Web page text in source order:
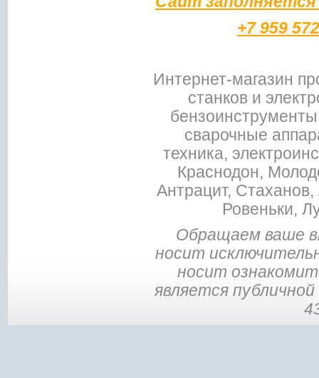
+7 959
Интернет-магазин
станков и
сварочные
техника,
Краснодон,
Антрацит,
Ровеньки,
Обращаем ваше
носит
носит
является